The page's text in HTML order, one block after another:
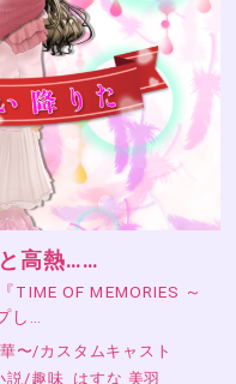
高熱……
OF MEMORIES ～
し…
〜/カスタムキャスト
説/趣味 はすな 美羽